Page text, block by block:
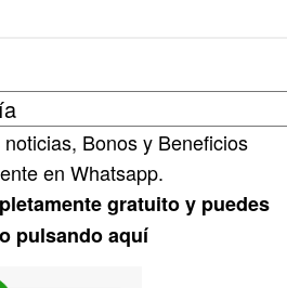
Bonos y Beneficios
en Whatsapp.
gratuito y puedes
pulsando aquí